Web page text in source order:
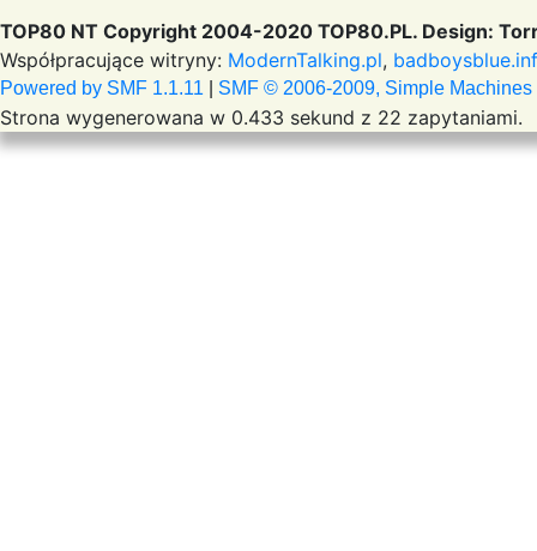
TOP80 NT Copyright 2004-2020 TOP80.PL. Design:
Współpracujące witryny: ModernTalking.pl,
Powered by SMF 1.1.11 SMF © 2006-2009, Simple Machines
Strona wygenerowana w 0.433 sekund z 22 zapytaniami.